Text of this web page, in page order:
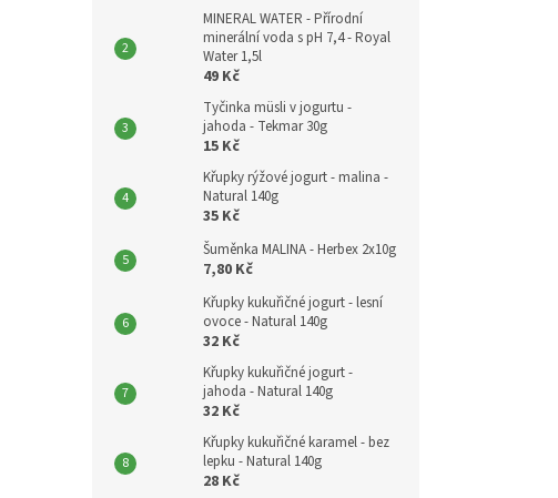
MINERAL WATER - Přírodní
minerální voda s pH 7,4 - Royal
Water 1,5l
49 Kč
Tyčinka müsli v jogurtu -
jahoda - Tekmar 30g
15 Kč
Křupky rýžové jogurt - malina -
Natural 140g
35 Kč
Šuměnka MALINA - Herbex 2x10g
7,80 Kč
Křupky kukuřičné jogurt - lesní
ovoce - Natural 140g
32 Kč
Křupky kukuřičné jogurt -
jahoda - Natural 140g
32 Kč
Křupky kukuřičné karamel - bez
lepku - Natural 140g
28 Kč